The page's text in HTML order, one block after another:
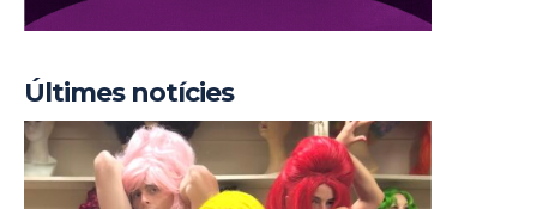
Últimes notícies